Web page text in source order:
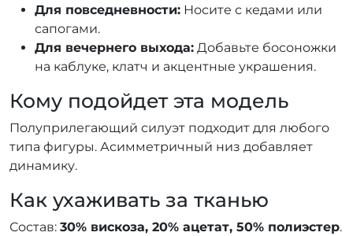
Для повседневности: Носите с кедами или
сапогами.
Для вечернего выхода: Добавьте босоножки
на каблуке, клатч и акцентные украшения.
Кому подойдет эта модель
Полуприлегающий силуэт подходит для любого
типа фигуры. Асимметричный низ добавляет
динамику.
Как ухаживать за тканью
Состав: 30% вискоза, 20% ацетат, 50% полиэстер.